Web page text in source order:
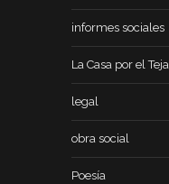
informes sociales
La Casa por el
legal
obra social
Poesía